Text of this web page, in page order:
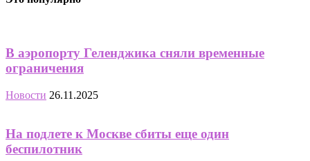
В аэропорту Геленджика сняли временные
ограничения
Новости 26.11.2025
На подлете к Москве сбиты еще один
беспилотник